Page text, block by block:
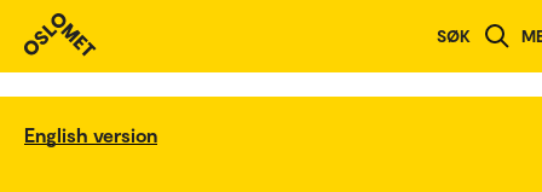
SØK
English version